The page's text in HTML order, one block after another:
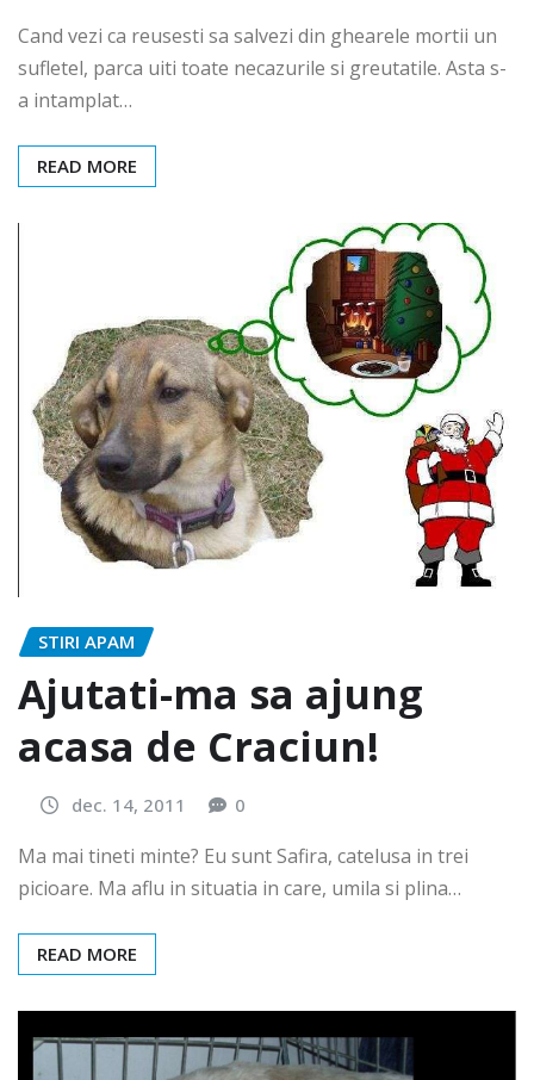
Cand vezi ca reusesti sa salvezi din ghearele mortii un
sufletel, parca uiti toate necazurile si greutatile. Asta s-
a intamplat…
READ MORE
STIRI APAM
Ajutati-ma sa ajung
acasa de Craciun!
dec. 14, 2011 0
Ma mai tineti minte? Eu sunt Safira, catelusa in trei
picioare. Ma aflu in situatia in care, umila si plina…
READ MORE